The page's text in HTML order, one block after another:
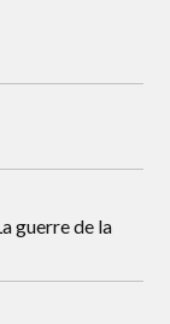
guerre de la